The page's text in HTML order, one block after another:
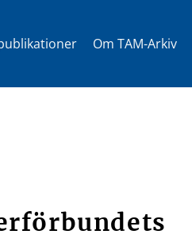
Om TAM-Arkiv